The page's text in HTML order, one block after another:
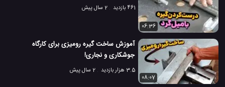
461 بازدید 2 سال پیش
06:36
آموزش ساخت گیره رومیزی برای کارگاه
جوشکاری و نجاری!
3.5 هزار بازدید
2 سال پیش
08:07